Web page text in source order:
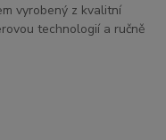
vyrobený z kvalitní
technologií a ručně